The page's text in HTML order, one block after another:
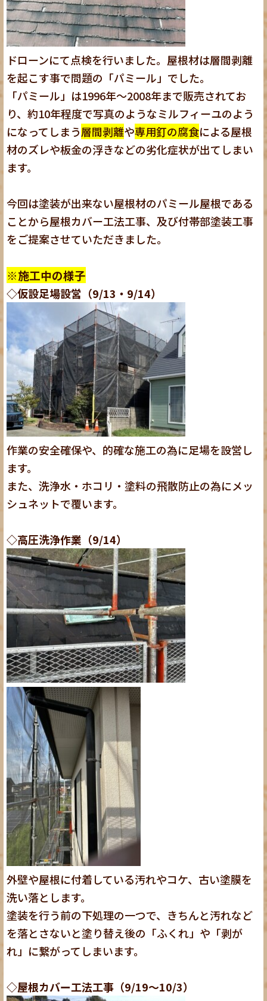
ドローンにて点検を行いました。屋根材は層間剥離
を起こす事で問題の「パミール」でした。
「パミール」は1996年～2008年まで販売されてお
り、約10年程度で写真のようなミルフィーユのよう
になってしまう層間剥離や専用釘の腐食による屋根
材のズレや板金の浮きなどの劣化症状が出てしまい
ます。
今回は塗装が出来ない屋根材のパミール屋根である
ことから屋根カバー工法工事、及び付帯部塗装工事
をご提案させていただきました。
※施工中の様子
◇仮設足場設営（9/13・9/14）
作業の安全確保や、的確な施工の為に足場を設営し
ます。
また、洗浄水・ホコリ・塗料の飛散防止の為にメッ
シュネットで覆います。
◇高圧洗浄作業（9/14）
外壁や屋根に付着している汚れやコケ、古い塗膜を
洗い落とします。
塗装を行う前の下処理の一つで、きちんと汚れなど
を落とさないと塗り替え後の「ふくれ」や「剥が
れ」に繋がってしまいます。
◇屋根カバー工法工事（9/19～10/3）